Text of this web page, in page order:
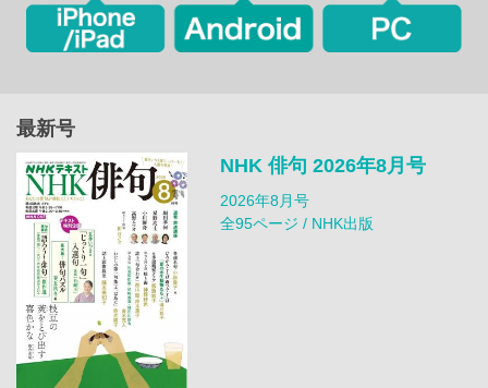
最新号
NHK 俳句 2026年8月号
2026年8月号
全95ページ / NHK出版